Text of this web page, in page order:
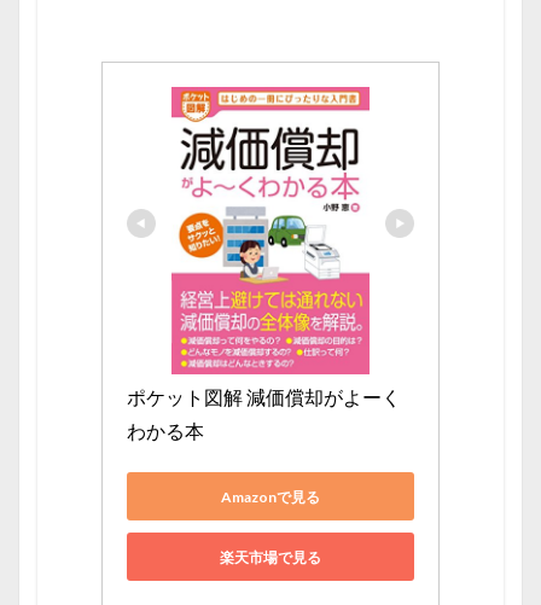
ポケット図解 減価償却がよーく
わかる本
Amazonで見る
楽天市場で見る